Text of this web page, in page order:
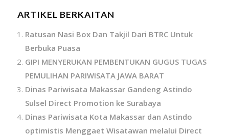
ARTIKEL BERKAITAN
Ratusan Nasi Box Dan Takjil Dari BTRC Untuk
Berbuka Puasa
GIPI MENYERUKAN PEMBENTUKAN GUGUS TUGAS
PEMULIHAN PARIWISATA JAWA BARAT
Dinas Pariwisata Makassar Gandeng Astindo
Sulsel Direct Promotion ke Surabaya
Dinas Pariwisata Kota Makassar dan Astindo
optimistis Menggaet Wisatawan melalui Direct